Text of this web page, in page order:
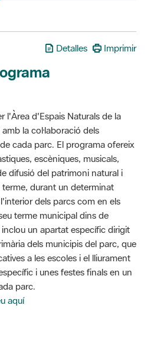
Detalles Imprimir
l'Àrea d'Espais Naturals de la
la col·laboració dels
cada parc. El programa ofereix
escèniques, musicals,
difusió del patrimoni natural i
durant un determinat
dels parcs com en els
terme municipal dins de
un apartat específic dirigit
dels municipis del parc, que
a les escoles i el lliurament
i unes festes finals en un
parc.
aquí